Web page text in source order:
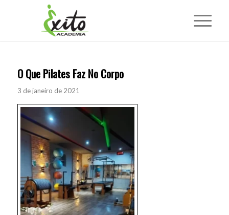
O Que Pilates Faz No Corpo
3 de janeiro de 2021